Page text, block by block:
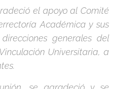
el apoyo al Comité
Académica y sus
generales del
Universitaria, a